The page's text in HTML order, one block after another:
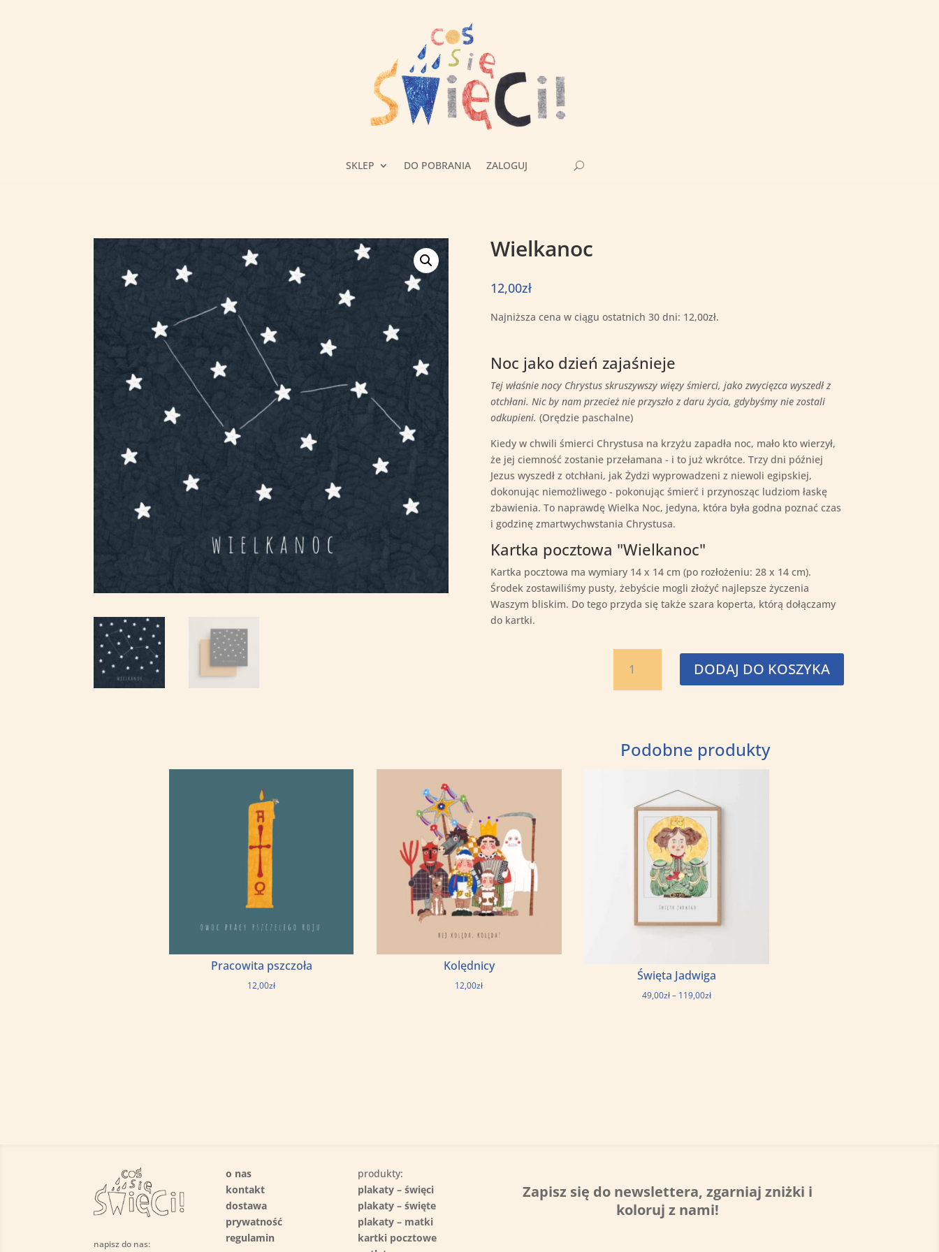
SKLEP DO POBRANIA ZALOGUJ
Wielkanoc
12,00zł
Najniższa cena w ciągu ostatnich 30 dni: 12,00zł.
Noc jako dzień zajaśnieje
Tej właśnie nocy Chrystus skruszywszy więzy śmierci, jako zwycięzca wyszedł z
otchłani. Nic by nam przecież nie przyszło z daru życia, gdybyśmy nie zostali
odkupieni. (Orędzie paschalne)
Kiedy w chwili śmierci Chrystusa na krzyżu zapadła noc, mało kto wierzył,
że jej ciemność zostanie przełamana - i to już wkrótce. Trzy dni później
Jezus wyszedł z otchłani, jak Żydzi wyprowadzeni z niewoli egipskiej,
dokonując niemożliwego - pokonując śmierć i przynosząc ludziom łaskę
zbawienia. To naprawdę Wielka Noc, jedyna, która była godna poznać czas
i godzinę zmartwychwstania Chrystusa.
Kartka pocztowa "Wielkanoc"
Kartka pocztowa ma wymiary 14 x 14 cm (po rozłożeniu: 28 x 14 cm).
Środek zostawiliśmy pusty, żebyście mogli złożyć najlepsze życzenia
Waszym bliskim. Do tego przyda się także szara koperta, którą dołączamy
do kartki.
Wielkanoc
DODAJ DO KOSZYKA
Podobne produkty
Pracowita pszczoła
12,00zł
Kolędnicy
12,00zł
Święta Jadwiga
49,00zł– 119,00złZakres
napisz do nas:
o nas
kontakt
dostawa
prywatność
regulamin
produkty:
plakaty – święci
plakaty – święte
plakaty – matki
kartki pocztowe
Zapisz się do newslettera, zgarniaj zniżki i
koloruj z nami!